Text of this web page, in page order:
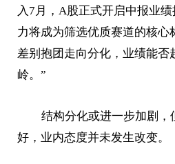
入7月，A股正式开启中报业
力将成为筛选优质赛道的核心
差别抱团走向分化，业绩能否
岭。”
结构分化或进一步加剧，
好，业内态度并未发生改变。